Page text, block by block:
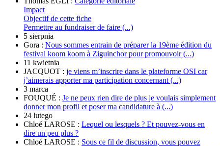
Impact
Objectif de cette fiche
Permettre au fundraiser de faire (...)
5 sierpnia
Gora : Nous sommes entrain de préparer la 19ème édition du
festival koom koom à Ziguinchor pour promouvoir (...)
11 kwietnia
JACQUOT : je viens m’inscrire dans le plateforme OSI car
j’aimerais apporter ma participation concernant (...)
3 marca
FOUQUÉ : Je ne peux rien dire de plus je voulais simplement
donner mon profil et poser ma candidature à (...)
24 lutego
Chloé LAROSE : Lequel ou lesquels ? Et pouvez-vous en
dire un peu plus ?
Chloé LAROSE : Sous ce fil de discussion, vous pouvez